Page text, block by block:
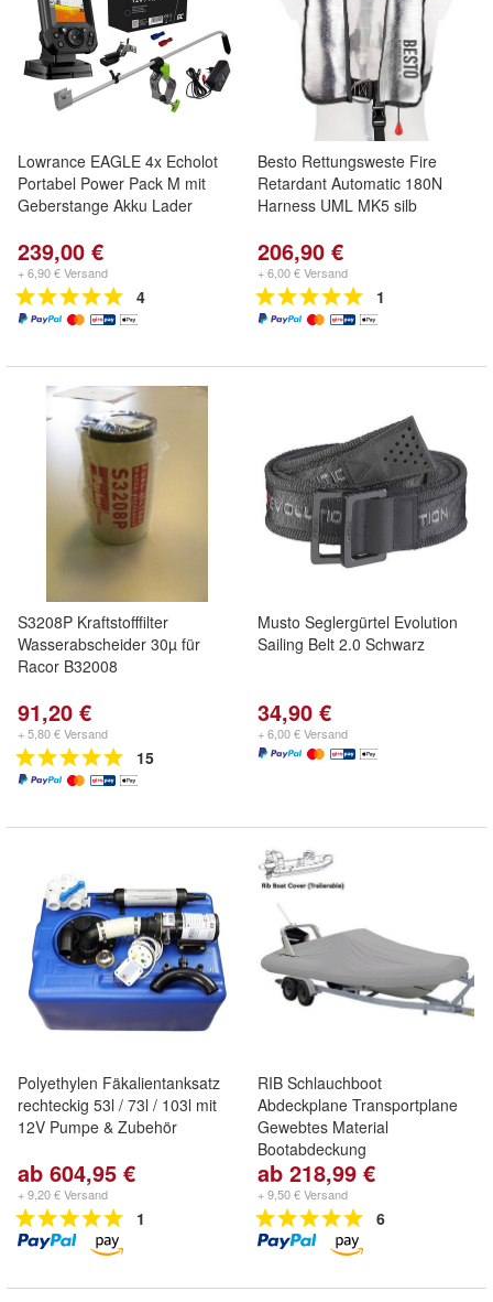
Lowrance EAGLE 4x Echolot
Portabel Power Pack M mit
Geberstange Akku Lader
239,00 €
+ 6,90 € Versand
4
Besto Rettungsweste Fire
Retardant Automatic 180N
Harness UML MK5 silb
206,90 €
+ 6,00 € Versand
1
S3208P Kraftstofffilter
Wasserabscheider 30µ für
Racor B32008
91,20 €
+ 5,80 € Versand
15
Musto Seglergürtel Evolution
Sailing Belt 2.0 Schwarz
34,90 €
+ 6,00 € Versand
Polyethylen Fäkalientanksatz
rechteckig 53l / 73l / 103l mit
12V Pumpe & Zubehör
ab 604,95 €
+ 9,20 € Versand
1
RIB Schlauchboot
Abdeckplane Transportplane
Gewebtes Material
Bootabdeckung
ab 218,99 €
+ 9,50 € Versand
6